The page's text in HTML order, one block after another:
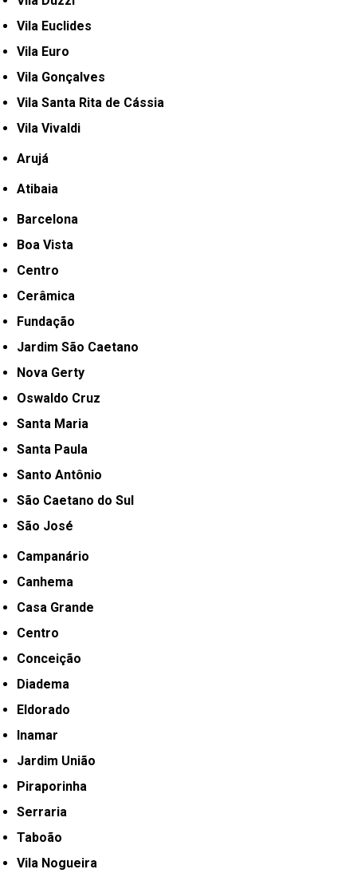
Vila Euclides
Vila Euro
Vila Gonçalves
Vila Santa Rita de Cássia
Vila Vivaldi
Arujá
Atibaia
Barcelona
Boa Vista
Centro
Cerâmica
Fundação
Jardim São Caetano
Nova Gerty
Oswaldo Cruz
Santa Maria
Santa Paula
Santo Antônio
São Caetano do Sul
São José
Campanário
Canhema
Casa Grande
Centro
Conceição
Diadema
Eldorado
Inamar
Jardim União
Piraporinha
Serraria
Taboão
Vila Nogueira